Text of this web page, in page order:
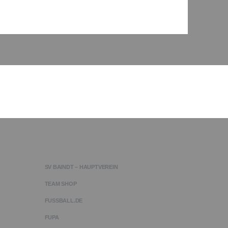
SV BAINDT – HAUPTVEREIN
TEAM SHOP
FUSSBALL.DE
FUPA